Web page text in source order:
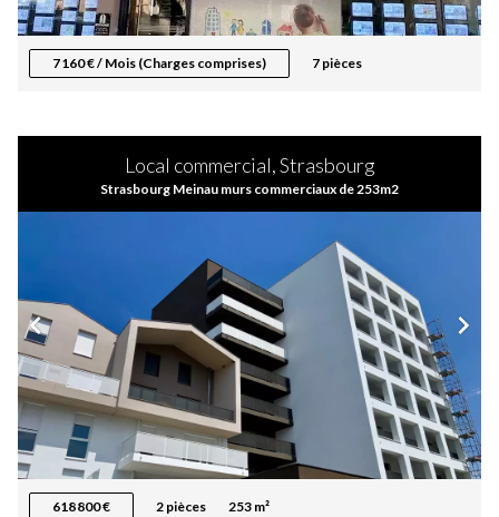
7 160 € / Mois (Charges comprises) 7 pièces
Local commercial, Strasbourg
Strasbourg Meinau murs commerciaux de 253m2
618 800 € 2 pièces 253 m²